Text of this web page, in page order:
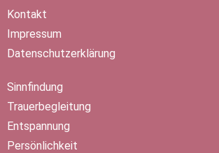
Kontakt
Impressum
Datenschutzerklärung
Sinnfindung
Trauerbegleitung
Entspannung
Persönlichkeit